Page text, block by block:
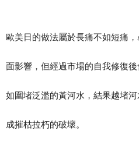
歐美日的做法屬於長痛不如短痛
面影響，但經過市場的自我修復
如圍堵泛濫的黃河水，結果越堵
成摧枯拉朽的破壞。